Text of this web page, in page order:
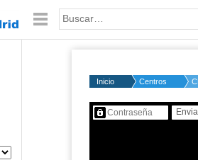
Palabra o frase:
Inicio Centros
Contenido protegido…